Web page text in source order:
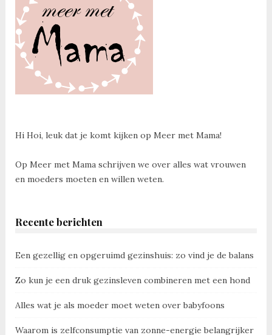
Hi Hoi, leuk dat je komt kijken op Meer met Mama!
Op Meer met Mama schrijven we over alles wat vrouwen
en moeders moeten en willen weten.
Recente berichten
Een gezellig en opgeruimd gezinshuis: zo vind je de balans
Zo kun je een druk gezinsleven combineren met een hond
Alles wat je als moeder moet weten over babyfoons
Waarom is zelfconsumptie van zonne-energie belangrijker